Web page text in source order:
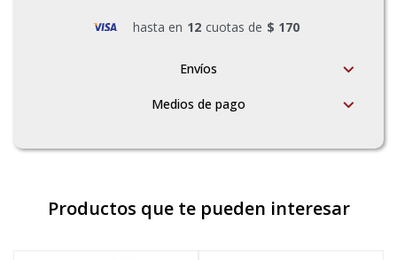
hasta en 12 cuotas de $ 170
Envíos
Medios de pago
Productos que te pueden interesar